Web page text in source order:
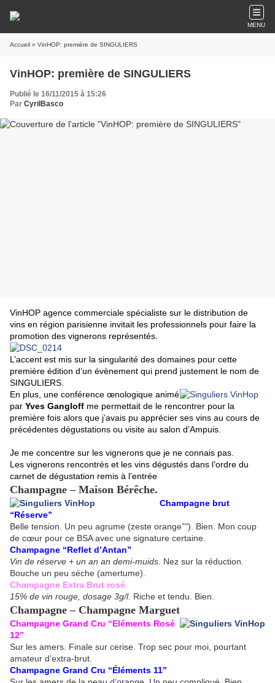
MENU
Accueil » VinHOP: première de SINGULIERS
VinHOP: première de SINGULIERS
Publié le 16/11/2015 à 15:26
Par CyrilBasco
VinHOP agence commerciale spécialiste sur le distribution de
vins en région parisienne invitait les professionnels pour faire la
promotion des vignerons représentés.
L’accent est mis sur la singularité des domaines pour cette
première édition d’un évènement qui prend justement le nom de
SINGULIERS.
En plus, une conférence œnologique animé
par Yves Gangloff me permettait de le rencontrer pour la
première fois alors que j’avais pu apprécier ses vins au cours de
précédentes dégustations ou visite au salon d’Ampuis.
Je me concentre sur les vignerons que je ne connais pas.
Les vignerons rencontrés et les vins dégustés dans l’ordre du
carnet de dégustation remis à l’entrée
Champagne – Maison Bérêche.
Champagne brut
“Réserve”
Belle tension. Un peu agrume (zeste orange”"). Bien. Mon coup
de cœur pour ce BSA avec une signature certaine.
Champagne “Reflet d’Antan”
Vin de réserve + un an an demi-muids. Nez sur la réduction.
Bouche un peu sèche (amertume).
Champagne Extra Brut rosé
15% de vin rouge, dosage 3g/l. Riche et tendu. Bien.
Champagne – Champagne Marguet
Champagne Grand Cru “Eléments Rosé
12”
Sur les amers. Finale sur cerise. Trop sec pour moi, pourtant
amateur d’extra-brut.
Champagne Grand Cru “Éléments 11”